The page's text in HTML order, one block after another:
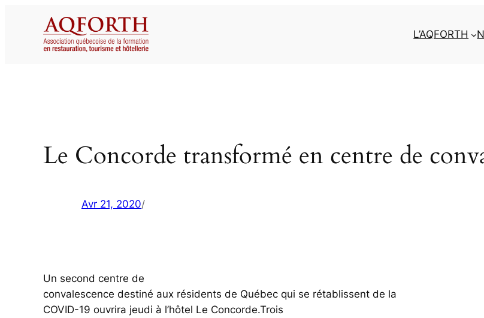
L’AQFORTH
Le Concorde transformé en centre de
Avr 21, 2020/
Un second centre de
convalescence destiné aux résidents de Québec qui se rétablissent de la
COVID-19 ouvrira jeudi à l’hôtel Le Concorde.Trois